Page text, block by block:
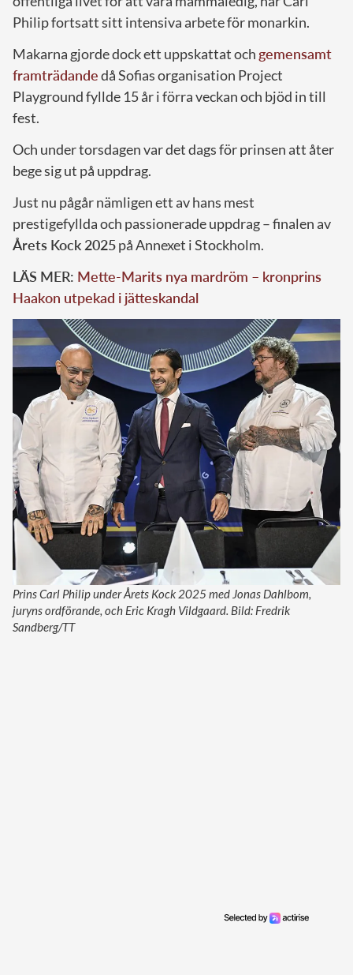
Philip fortsatt sitt intensiva arbete för monarkin.
Makarna gjorde dock ett uppskattat och gemensamt
framträdandedå Sofias organisation Project
Playground fyllde 15 år i förra veckan och bjöd in till
fest.
Och under torsdagen var det dags för prinsen att åter
bege sig ut på uppdrag.
Just nu pågår nämligen ett av hans mest
prestigefyllda och passionerade uppdrag – finalen av
Årets Kock 2025på Annexet i Stockholm.
LÄS MER: Mette-Marits nya mardröm – kronprins
Haakon utpekad i jätteskandal
Prins Carl Philip under Årets Kock 2025 med Jonas Dahlbom,
juryns ordförande, och Eric Kragh Vildgaard. Bild: Fredrik
Sandberg/TT